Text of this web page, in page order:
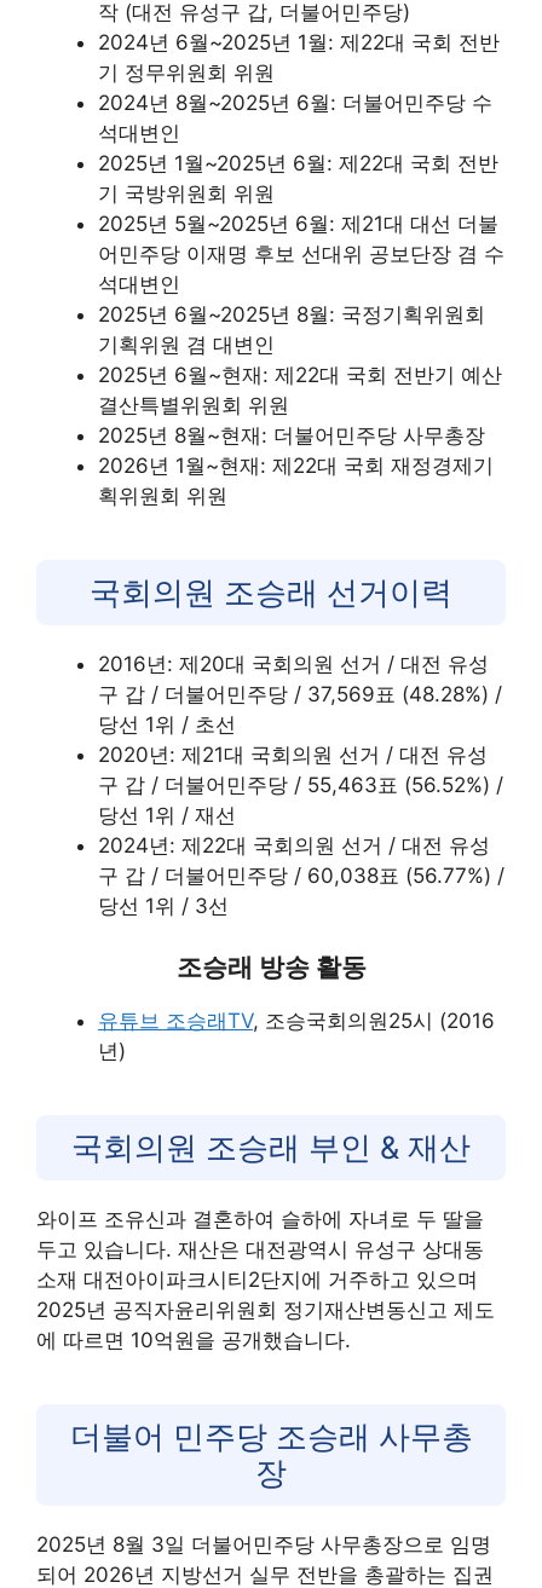
작 (대전 유성구 갑, 더불어민주당)
2024년 6월~2025년 1월: 제22대 국회 전반
기 정무위원회 위원
2024년 8월~2025년 6월: 더불어민주당 수
석대변인
2025년 1월~2025년 6월: 제22대 국회 전반
기 국방위원회 위원
2025년 5월~2025년 6월: 제21대 대선 더불
어민주당 이재명 후보 선대위 공보단장 겸 수
석대변인
2025년 6월~2025년 8월: 국정기획위원회
기획위원 겸 대변인
2025년 6월~현재: 제22대 국회 전반기 예산
결산특별위원회 위원
2025년 8월~현재: 더불어민주당 사무총장
2026년 1월~현재: 제22대 국회 재정경제기
획위원회 위원
국회의원 조승래 선거이력
2016년: 제20대 국회의원 선거 / 대전 유성
구 갑 / 더불어민주당 / 37,569표 (48.28%) /
당선 1위 / 초선
2020년: 제21대 국회의원 선거 / 대전 유성
구 갑 / 더불어민주당 / 55,463표 (56.52%) /
당선 1위 / 재선
2024년: 제22대 국회의원 선거 / 대전 유성
구 갑 / 더불어민주당 / 60,038표 (56.77%) /
당선 1위 / 3선
조승래 방송 활동
유튜브 조승래TV, 조승국회의원25시 (2016
년)
국회의원 조승래 부인 & 재산
와이프 조유신과 결혼하여 슬하에 자녀로 두 딸을
두고 있습니다. 재산은 대전광역시 유성구 상대동
소재 대전아이파크시티2단지에 거주하고 있으며
2025년 공직자윤리위원회 정기재산변동신고 제도
에 따르면 10억원을 공개했습니다.
더불어 민주당 조승래 사무총
장
2025년 8월 3일 더불어민주당 사무총장으로 임명
되어 2026년 지방선거 실무 전반을 총괄하는 집권